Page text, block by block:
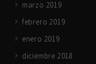
marzo 2019
febrero 2019
enero 2019
diciembre 2018